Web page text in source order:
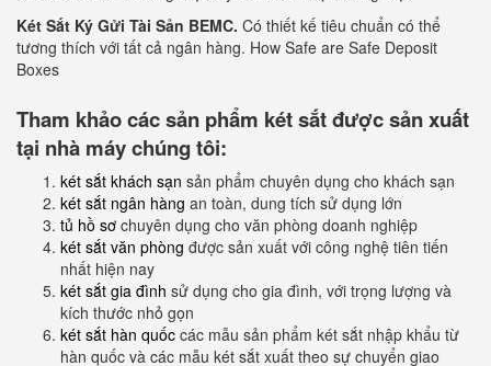
Két Sắt Ký Gửi Tài Sản BEMC. Có thiết kế tiêu chuẩn có thể
tương thích với tất cả ngân hàng. How Safe are Safe Deposit
Boxes
Tham khảo các sản phẩm két sắt được sản xuất
tại nhà máy chúng tôi:
két sắt khách sạn sản phẩm chuyên dụng cho khách sạn
két sắt ngân hàng an toàn, dung tích sử dụng lớn
tủ hồ sơ chuyên dụng cho văn phòng doanh nghiệp
két sắt văn phòng được sản xuất với công nghệ tiên tiến
nhất hiện nay
két sắt gia đình sử dụng cho gia đình, với trọng lượng và
kích thước nhỏ gọn
két sắt hàn quốc các mẫu sản phẩm két sắt nhập khẩu từ
hàn quốc và các mẫu két sắt xuất theo sự chuyển giao